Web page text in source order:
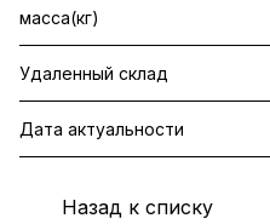
масса(кг)
Удаленный склад
Дата актуальности
Назад к списку